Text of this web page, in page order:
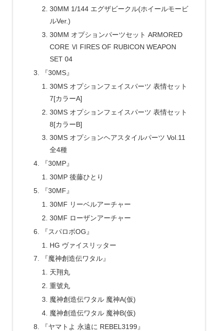
30MM 1/144 エグザビークル(ホイールモービ
ルVer.)
30MM オプションパーツセット ARMORED
CORE Ⅵ FIRES OF RUBICON WEAPON
SET 04
『30MS』
30MS オプションフェイスパーツ 表情セット
7[カラーA]
30MS オプションフェイスパーツ 表情セット
8[カラーB]
30MS オプションヘアスタイルパーツ Vol.11
全4種
『30MP』
30MP 後藤ひとり
『30MF』
30MF リーベルアーチャー
30MF ローザンアーチャー
『スパロボOG』
HG ヴァイスリッター
『魔神創造伝ワタル』
天翔丸
重號丸
魔神創造伝ワタル 魔神A(仮)
魔神創造伝ワタル 魔神B(仮)
『ヤマトよ 永遠に REBEL3199』